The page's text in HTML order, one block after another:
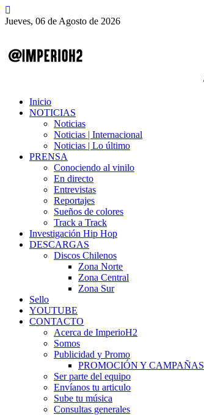
Jueves, 06 de Agosto de 2026
Inicio
NOTICIAS
Noticias
Noticias | Internacional
Noticias | Lo último
PRENSA
Conociendo al vinilo
En directo
Entrevistas
Reportajes
Sueños de colores
Track a Track
Investigación Hip Hop
DESCARGAS
Discos Chilenos
Zona Norte
Zona Central
Zona Sur
Sello
YOUTUBE
CONTACTO
Acerca de ImperioH2
Somos
Publicidad y Promo
PROMOCIÓN Y CAMPAÑAS
Ser parte del equipo
Envíanos tu articulo
Sube tu música
Consultas generales